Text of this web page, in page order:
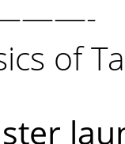
of